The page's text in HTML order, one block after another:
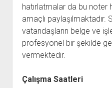
hatırlatmalar da bu noter
amaçlı
vatandaşların belge ve
profesyonel bir şekilde
vermektedir.
Çalışma Saatleri